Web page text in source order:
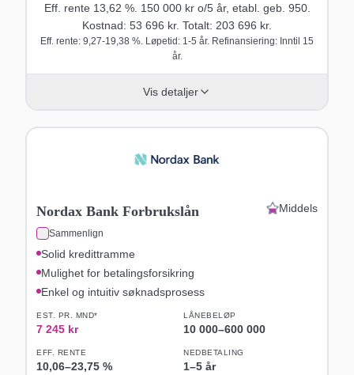
Eff. rente 13,62 %. 150 000kr o/5år, etabl. geb. 950.
Kostnad: 53 696 kr. Totalt: 203 696 kr.
Eff. rente: 9,27-19,38 %. Løpetid: 1-5 år. Refinansiering: Inntil 15
år.
Vis detaljer
Nordax Bank Forbrukslån
Sammenlign
Middels
Solid kredittramme
Mulighet for betalingsforsikring
Enkel og intuitiv søknadsprosess
EST. PR. MND*
7 245 kr
LÅNEBELØP
10 000–600 000
EFF. RENTE
10,06–23,75 %
NEDBETALING
1–5 år